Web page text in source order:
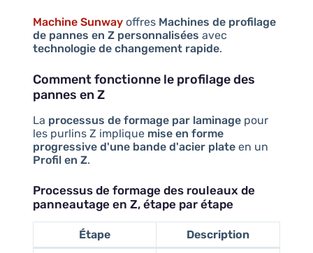
Machine Sunwayoffres Machines de profilage
de pannes en Z personnalisées avec
technologie de changement rapide.
Comment fonctionne le profilage des
pannes en Z
La processus de formage par laminagepour
les purlins Z implique mise en forme
progressive d'une bande d'acier plateen un
Profil en Z.
Processus de formage des rouleaux de
panneautage en Z, étape par étape
Étape Description